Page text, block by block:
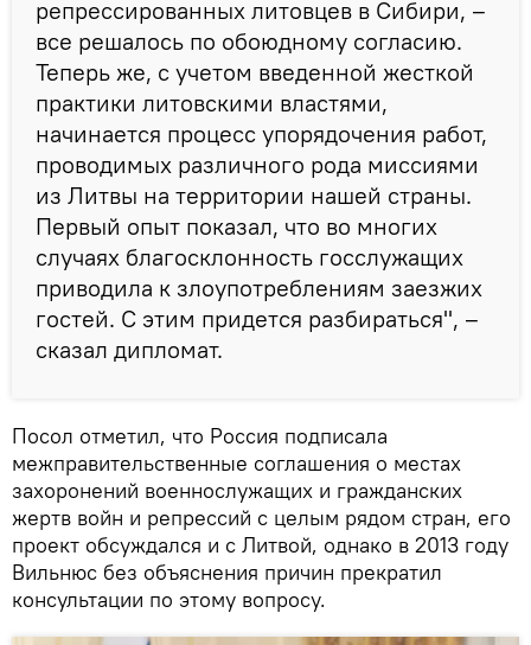
репрессированных литовцев в Сибири, –
все решалось по обоюдному согласию.
Теперь же, с учетом введенной жесткой
практики литовскими властями,
начинается процесс упорядочения работ,
проводимых различного рода миссиями
из Литвы на территории нашей страны.
Первый опыт показал, что во многих
случаях благосклонность госслужащих
приводила к злоупотреблениям заезжих
гостей. С этим придется разбираться", –
сказал дипломат.
Посол отметил, что Россия подписала
межправительственные соглашения о местах
захоронений военнослужащих и гражданских
жертв войн и репрессий с целым рядом стран, его
проект обсуждался и с Литвой, однако в 2013 году
Вильнюс без объяснения причин прекратил
консультации по этому вопросу.